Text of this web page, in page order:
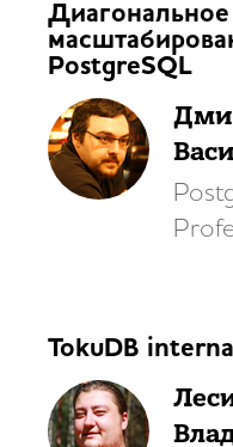
Диагональное
PostgreSQL
TokuDB